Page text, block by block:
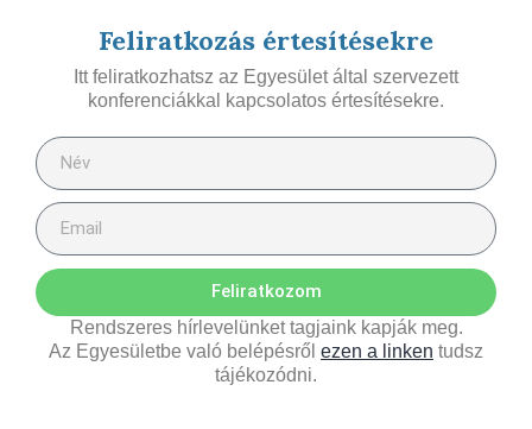
Feliratkozás értesítésekre
Itt feliratkozhatsz az Egyesület által szervezett
konferenciákkal kapcsolatos értesítésekre.
Feliratkozom
Rendszeres hírlevelünket tagjaink kapják meg.
Az Egyesületbe való belépésről ezen a linken tudsz
tájékozódni.